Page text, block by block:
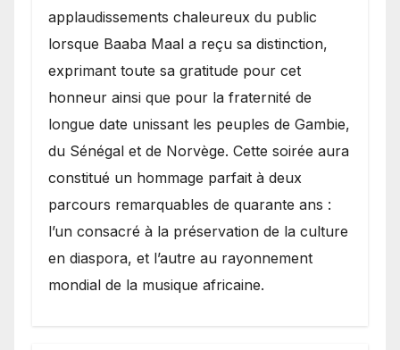
applaudissements chaleureux du public
lorsque Baaba Maal a reçu sa distinction,
exprimant toute sa gratitude pour cet
honneur ainsi que pour la fraternité de
longue date unissant les peuples de Gambie,
du Sénégal et de Norvège. Cette soirée aura
constitué un hommage parfait à deux
parcours remarquables de quarante ans :
l’un consacré à la préservation de la culture
en diaspora, et l’autre au rayonnement
mondial de la musique africaine.